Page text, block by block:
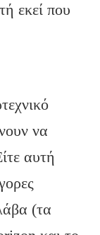
εκεί που
να
αυτή
(τα